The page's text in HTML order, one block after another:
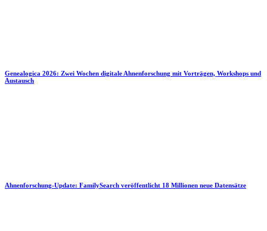
Genealogica 2026: Zwei Wochen digitale Ahnenforschung mit Vorträgen, Workshops und
Austausch
Ahnenforschung-Update: FamilySearch veröffentlicht 18 Millionen neue Datensätze